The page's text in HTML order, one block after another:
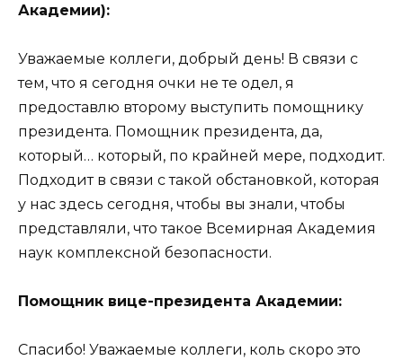
Академии):
Уважаемые коллеги, добрый день! В связи с
тем, что я сегодня очки не те одел, я
предоставлю второму выступить помощнику
президента. Помощник президента, да,
который… который, по крайней мере, подходит.
Подходит в связи с такой обстановкой, которая
у нас здесь сегодня, чтобы вы знали, чтобы
представляли, что такое Всемирная Академия
наук комплексной безопасности.
Помощник вице-президента Академии:
Спасибо! Уважаемые коллеги, коль скоро это